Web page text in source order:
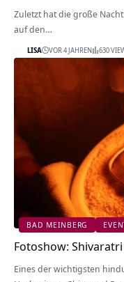
Zuletzt hat die große
auf den…
LISA VOR 4 JAHREN 630
BAD MEINBERG
Fotoshow:
Eines der wichtigsten